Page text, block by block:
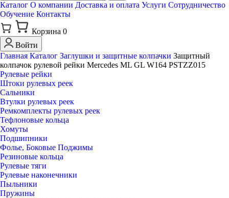
Каталог О компании Доставка и оплата Услуги Сотрудничество
Обучение Контакты
Корзина 0
Войти
Главная Каталог Заглушки и защитные колпачки Защитный
колпачок рулевой рейки Mercedes ML GL W164 PSTZZ015
Рулевые рейки
Штоки рулевых реек
Сальники
Втулки рулевых реек
Ремкомплекты рулевых реек
Тефлоновые кольца
Хомуты
Подшипники
Фолье, Боковые Поджимы
Резиновые кольца
Рулевые тяги
Рулевые наконечники
Пыльники
Пружины